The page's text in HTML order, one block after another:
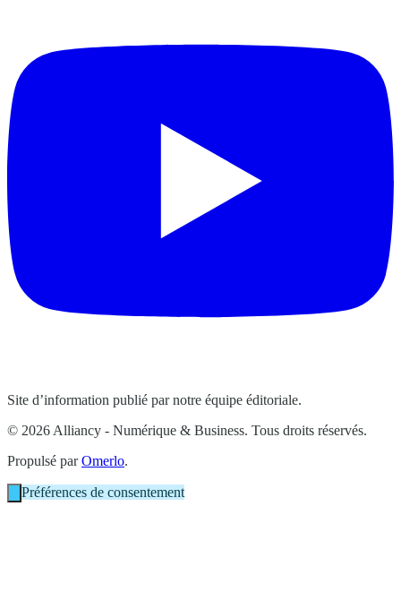
Site d’information publié par notre équipe éditoriale.
© 2026 Alliancy - Numérique & Business. Tous droits réservés.
Propulsé parOmerlo.
Préférences de consentement